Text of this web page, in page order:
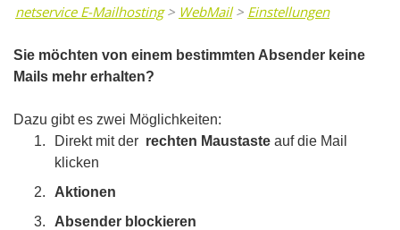
netservice E-Mailhosting> WebMail> Einstellungen
Sie möchten von einem bestimmten Absender keine
Mails mehr erhalten?
Dazu gibt es zwei Möglichkeiten:
Direkt mit der rechten Maustaste auf die Mail
klicken
Aktionen
Absender blockieren